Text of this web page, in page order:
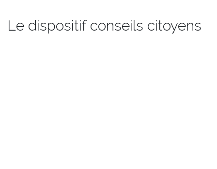
Le dispositif conseils citoyens